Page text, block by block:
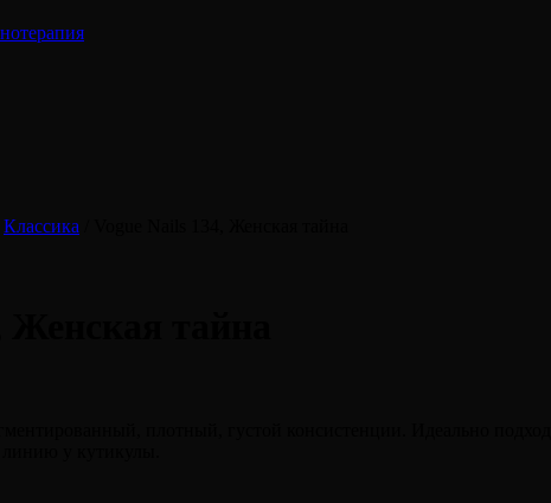
Классика